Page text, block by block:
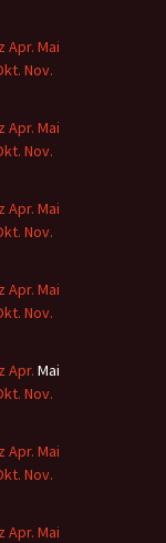
Apr. Mai
Nov.
Apr. Mai
Nov.
Apr. Mai
Nov.
Apr. Mai
Nov.
Apr. Mai
Nov.
Apr. Mai
Nov.
Apr. Mai